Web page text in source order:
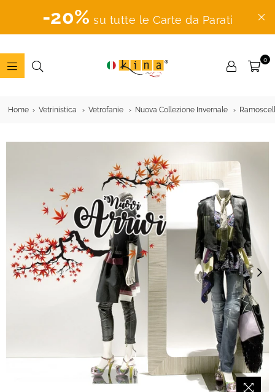
-20% su tutte le Carte da Parati
0
Home Vetrinistica Vetrofanie Nuova Collezione Invernale